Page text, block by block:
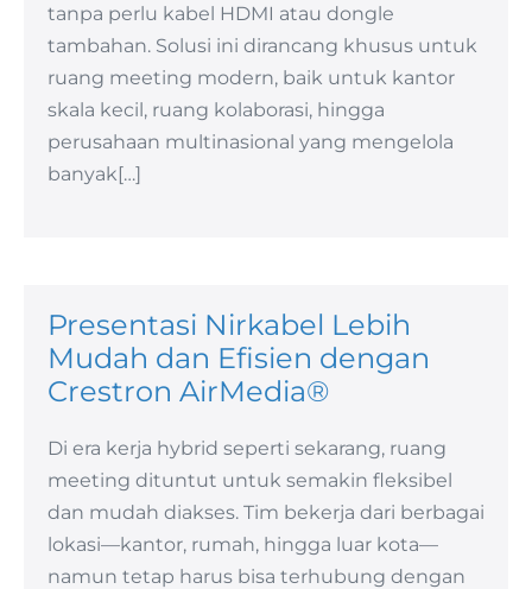
tanpa perlu kabel HDMI atau dongle
tambahan. Solusi ini dirancang khusus untuk
ruang meeting modern, baik untuk kantor
skala kecil, ruang kolaborasi, hingga
perusahaan multinasional yang mengelola
banyak[…]
Presentasi Nirkabel Lebih
Mudah dan Efisien dengan
Crestron AirMedia®
Di era kerja hybrid seperti sekarang, ruang
meeting dituntut untuk semakin fleksibel
dan mudah diakses. Tim bekerja dari berbagai
lokasi—kantor, rumah, hingga luar kota—
namun tetap harus bisa terhubung dengan